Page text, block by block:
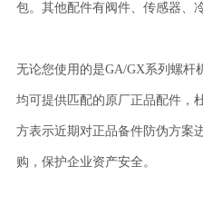
包。其他配件有阀件、传感器、
无论您使用的是GA/GX系列螺杆
均可提供匹配的原厂正品配件，
方表示近期对正品备件防伪方案
购，保护企业资产安全。